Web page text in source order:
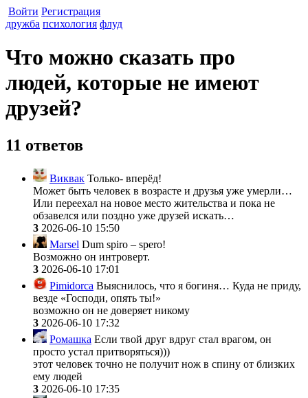
Войти Регистрация
дружба психология флуд
Что можно сказать про
людей, которые не имеют
друзей?
11 ответов
Виквак Только- вперёд!
Может быть человек в возрасте и друзья уже умерли…
Или переехал на новое место жительства и пока не
обзавелся или поздно уже друзей искать…
3 2026-06-10 15:50
Marsel Dum spiro – spero!
Возможно он интроверт.
3 2026-06-10 17:01
Pimidorca Выяснилось, что я богиня… Куда не приду,
везде «Господи, опять ты!»
возможно он не доверяет никому
3 2026-06-10 17:32
Ромашка Если твой друг вдруг стал врагом, он
просто устал притворяться)))
этот человек точно не получит нож в спину от близких
ему людей
3 2026-06-10 17:35